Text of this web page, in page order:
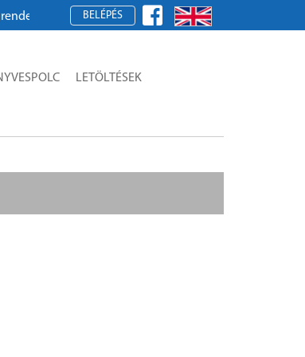
kérjük, regisztráljon!
BELÉPÉS
LETÖLTÉSEK